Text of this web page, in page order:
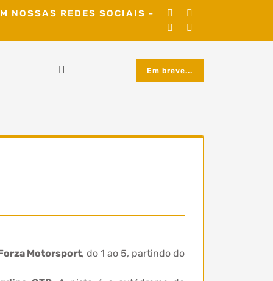
NOSSAS REDES SOCIAIS -
Em breve...
Motorsport, do 1 ao 5, partindo do